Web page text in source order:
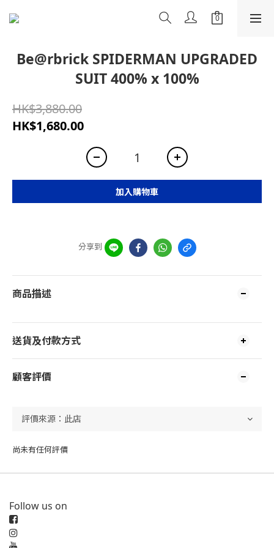
Be@rbrick SPIDERMAN UPGRADED
SUIT 400% x 100%
HK$3,880.00
HK$1,680.00
加入購物車
分享到
商品描述
送貨及付款方式
顧客評價
尚未有任何評價
Follow us on